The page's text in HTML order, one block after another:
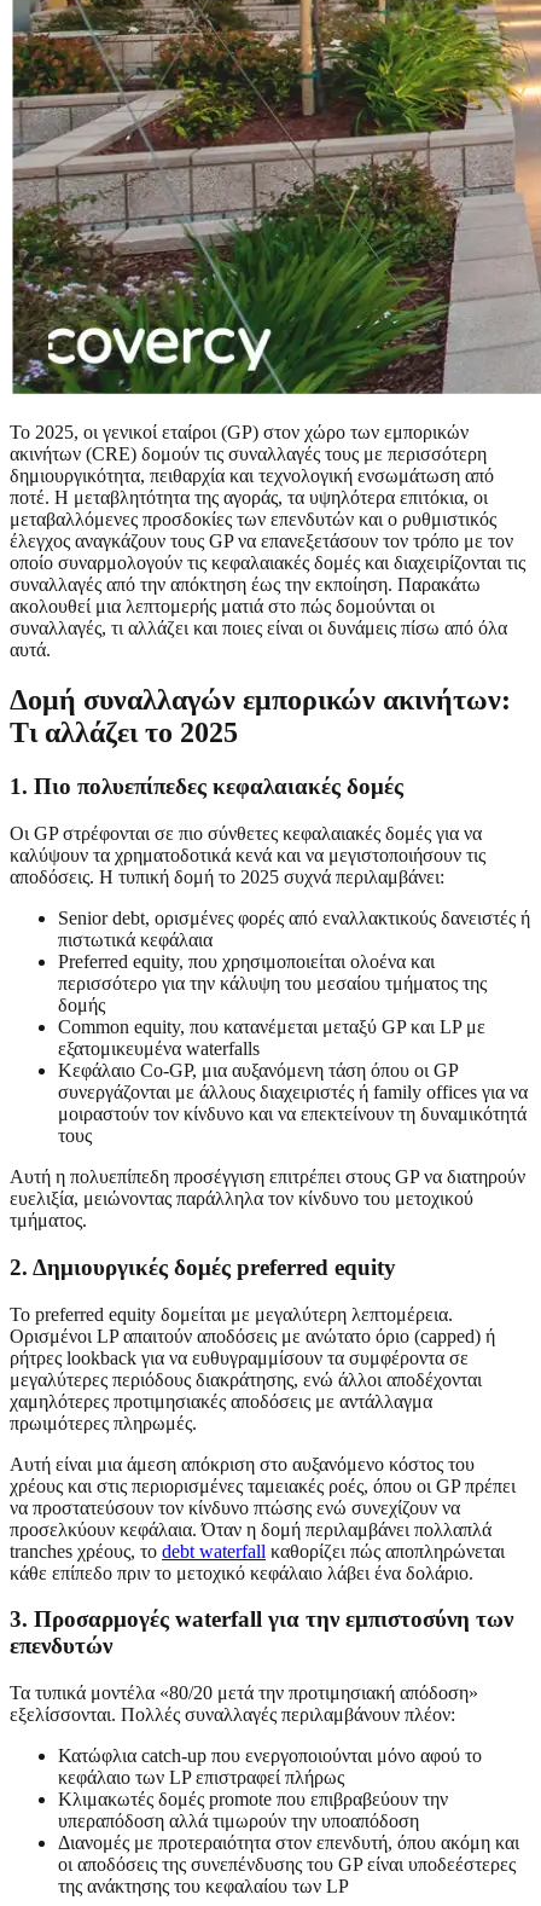
Το 2025, οι γενικοί εταίροι (GP) στον χώρο των εμπορικών
ακινήτων (CRE) δομούν τις συναλλαγές τους με περισσότερη
δημιουργικότητα, πειθαρχία και τεχνολογική ενσωμάτωση από
ποτέ. Η μεταβλητότητα της αγοράς, τα υψηλότερα επιτόκια, οι
μεταβαλλόμενες προσδοκίες των επενδυτών και ο ρυθμιστικός
έλεγχος αναγκάζουν τους GP να επανεξετάσουν τον τρόπο με τον
οποίο συναρμολογούν τις κεφαλαιακές δομές και διαχειρίζονται τις
συναλλαγές από την απόκτηση έως την εκποίηση. Παρακάτω
ακολουθεί μια λεπτομερής ματιά στο πώς δομούνται οι
συναλλαγές, τι αλλάζει και ποιες είναι οι δυνάμεις πίσω από όλα
αυτά.
Δομή συναλλαγών εμπορικών ακινήτων:
Τι αλλάζει το 2025
1. Πιο πολυεπίπεδες κεφαλαιακές δομές
Οι GP στρέφονται σε πιο σύνθετες κεφαλαιακές δομές για να
καλύψουν τα χρηματοδοτικά κενά και να μεγιστοποιήσουν τις
αποδόσεις. Η τυπική δομή το 2025 συχνά περιλαμβάνει:
Senior debt, ορισμένες φορές από εναλλακτικούς δανειστές ή
πιστωτικά κεφάλαια
Preferred equity, που χρησιμοποιείται ολοένα και
περισσότερο για την κάλυψη του μεσαίου τμήματος της
δομής
Common equity, που κατανέμεται μεταξύ GP και LP με
εξατομικευμένα waterfalls
Κεφάλαιο Co-GP, μια αυξανόμενη τάση όπου οι GP
συνεργάζονται με άλλους διαχειριστές ή family offices για να
μοιραστούν τον κίνδυνο και να επεκτείνουν τη δυναμικότητά
τους
Αυτή η πολυεπίπεδη προσέγγιση επιτρέπει στους GP να διατηρούν
ευελιξία, μειώνοντας παράλληλα τον κίνδυνο του μετοχικού
τμήματος.
2. Δημιουργικές δομές preferred equity
Το preferred equity δομείται με μεγαλύτερη λεπτομέρεια.
Ορισμένοι LP απαιτούν αποδόσεις με ανώτατο όριο (capped) ή
ρήτρες lookback για να ευθυγραμμίσουν τα συμφέροντα σε
μεγαλύτερες περιόδους διακράτησης, ενώ άλλοι αποδέχονται
χαμηλότερες προτιμησιακές αποδόσεις με αντάλλαγμα
πρωιμότερες πληρωμές.
Αυτή είναι μια άμεση απόκριση στο αυξανόμενο κόστος του
χρέους και στις περιορισμένες ταμειακές ροές, όπου οι GP πρέπει
να προστατεύσουν τον κίνδυνο πτώσης ενώ συνεχίζουν να
προσελκύουν κεφάλαια. Όταν η δομή περιλαμβάνει πολλαπλά
tranches χρέους, το debt waterfall καθορίζει πώς αποπληρώνεται
κάθε επίπεδο πριν το μετοχικό κεφάλαιο λάβει ένα δολάριο.
3. Προσαρμογές waterfall για την εμπιστοσύνη των
επενδυτών
Τα τυπικά μοντέλα «80/20 μετά την προτιμησιακή απόδοση»
εξελίσσονται. Πολλές συναλλαγές περιλαμβάνουν πλέον:
Κατώφλια catch-up που ενεργοποιούνται μόνο αφού το
κεφάλαιο των LP επιστραφεί πλήρως
Κλιμακωτές δομές promote που επιβραβεύουν την
υπεραπόδοση αλλά τιμωρούν την υποαπόδοση
Διανομές με προτεραιότητα στον επενδυτή, όπου ακόμη και
οι αποδόσεις της συνεπένδυσης του GP είναι υποδεέστερες
της ανάκτησης του κεφαλαίου των LP